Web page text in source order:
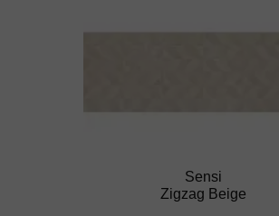
Sensi
Zigzag Beige